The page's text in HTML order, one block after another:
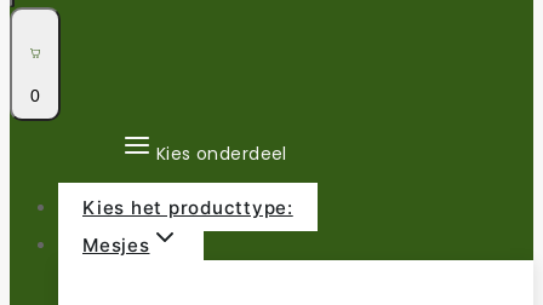
0
Kies onderdeel
Kies het producttype:
Mesjes